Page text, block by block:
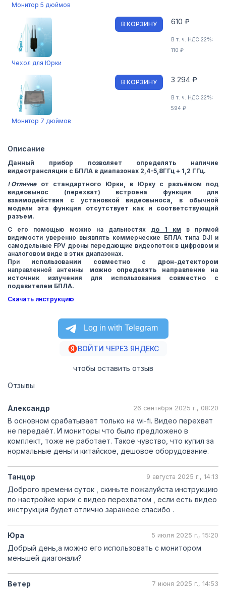
Монитор 5 дюймов
Чехол для Юрки
В КОРЗИНУ 610 ₽
В т. ч. НДС 22%:
110 ₽
Монитор 7 дюймов
В КОРЗИНУ 3 294 ₽
В т. ч. НДС 22%:
594 ₽
Описание
Данный прибор позволяет определять наличие
видеотрансляции с БПЛА в диапазонах 2,4-5,8ГГц + 1,2 ГГц.
! Отличиеот стандартного Юрки, в Юрку с разъёмом под
видеовынос (перехват) встроена функция для
взаимодействия с установкой видеовыноса, в обычной
модели эта функция отсутствует как и соответствующий
разъем.
С его помощью можно на дальностях до 1 км в прямой
видимости уверенно выявлять коммерческие БПЛА типа DJI и
самодельные FPV дроны передающие видеопоток в цифровом и
аналоговом виде в этих диапазонах.
При использовании совместно с дрон-детектором
направленной антенны можно определять направление на
источник излучения для использования совместно с
подавителем БПЛА.
Скачать инструкцию
ВОЙТИ ЧЕРЕЗ ЯНДЕКС
чтобы оставить отзыв
Отзывы
Александр 26 сентября 2025 г., 08:20
В основном срабатывает только на wi-fi. Видео перехват
не передаёт. И мониторы что было предложено в
комплект, тоже не работает. Такое чувство, что купил за
нормальные деньги китайское, дешовое оборудование.
Танцор 9 августа 2025 г., 14:13
Доброго времени суток , скиньте пожалуйста инструкцию
по настройке юрки с видео перехватом , если есть видео
инструкция будет отлично заранеее спасибо .
Юра 5 июля 2025 г., 15:20
Добрый день,а можно его использовать с монитором
меньшей диагонали?
Ветер 7 июня 2025 г., 14:53